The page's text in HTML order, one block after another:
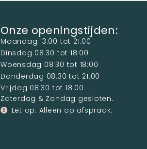
Onze openingstijden:
Maandag 13:00 tot 21:00
Dinsdag 08:30 tot 18:00
Woensdag 08:30 tot 18:00
Donderdag 08:30 tot 21:00
Vrijdag 08:30 tot 18:00
Zaterdag & Zondag gesloten.
Let op: Alleen op afspraak.